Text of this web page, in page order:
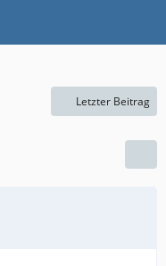
Letzter Beitrag